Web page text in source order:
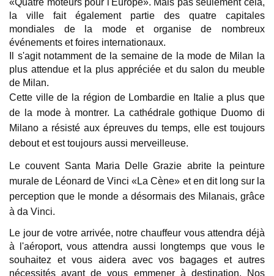
la ville fait également partie des quatre capitales
mondiales de la mode et organise de nombreux
événements et foires internationaux.
Il s'agit notamment de la semaine de la mode de Milan la
plus attendue et la plus appréciée et du salon du meuble
de Milan.
Cette ville de la région de Lombardie en Italie a plus que
de la mode à montrer. La cathédrale gothique Duomo di
Milano a résisté aux épreuves du temps, elle est toujours
debout et est toujours aussi merveilleuse.
Le couvent Santa Maria Delle Grazie abrite la peinture
murale de Léonard de Vinci «La Cène» et en dit long sur la
perception que le monde a désormais des Milanais, grâce
à da Vinci.
Le jour de votre arrivée, notre chauffeur vous attendra déjà
à l'aéroport, vous attendra aussi longtemps que vous le
souhaitez et vous aidera avec vos bagages et autres
nécessités avant de vous emmener à destination. Nos